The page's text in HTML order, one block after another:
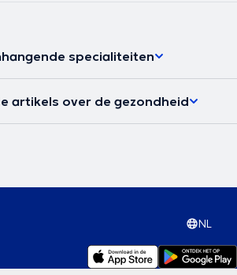
specialiteiten
artikels over de gezondheid
NL